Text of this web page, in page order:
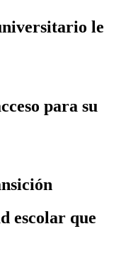
le
para su
escolar que